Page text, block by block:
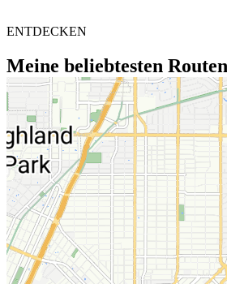
ENTDECKEN
Meine beliebtesten Routen